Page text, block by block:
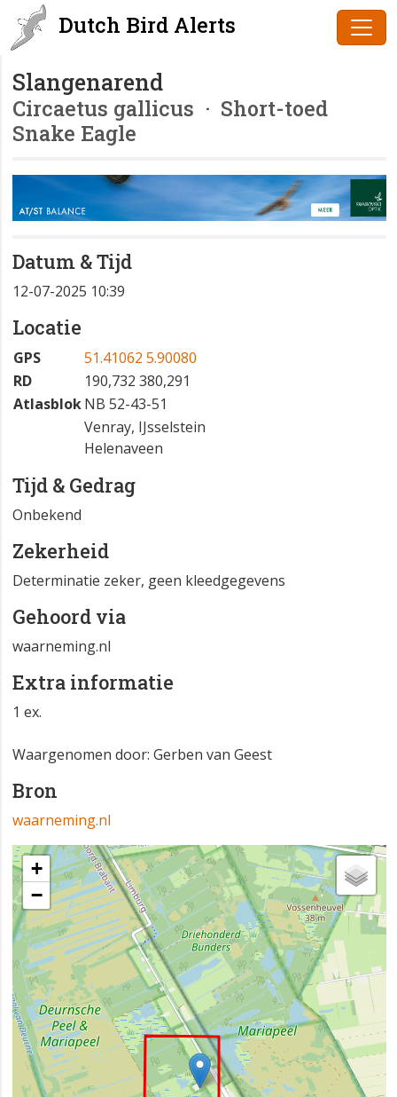
Dutch Bird Alerts
Slangenarend
Circaetus gallicus · Short-toed
Snake Eagle
Datum & Tijd
12-07-2025 10:39
Locatie
GPS
51.41062 5.90080
RD
190,732 380,291
AtlasblokNB 52-43-51
Venray, IJsselstein
Helenaveen
Tijd & Gedrag
Onbekend
Zekerheid
Determinatie zeker, geen kleedgegevens
Gehoord via
waarneming.nl
Extra informatie
1 ex.
Waargenomen door: Gerben van Geest
Bron
waarneming.nl
+
−